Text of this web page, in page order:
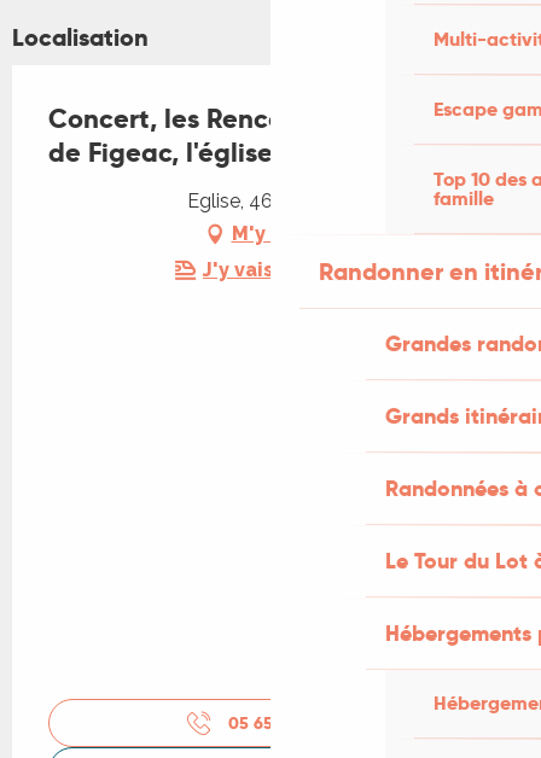
Multi-
Escape
Top 10 des
famille
Randonner en
Grandes
Grands
Randonnées
Le Tour du Lot
Localisation
Concert, les Rencontres Musicales
de Figeac, l'église de Fons
Eglise, 46100 Fons
M'y rendre
J'y vais en train !
05 65 34 06